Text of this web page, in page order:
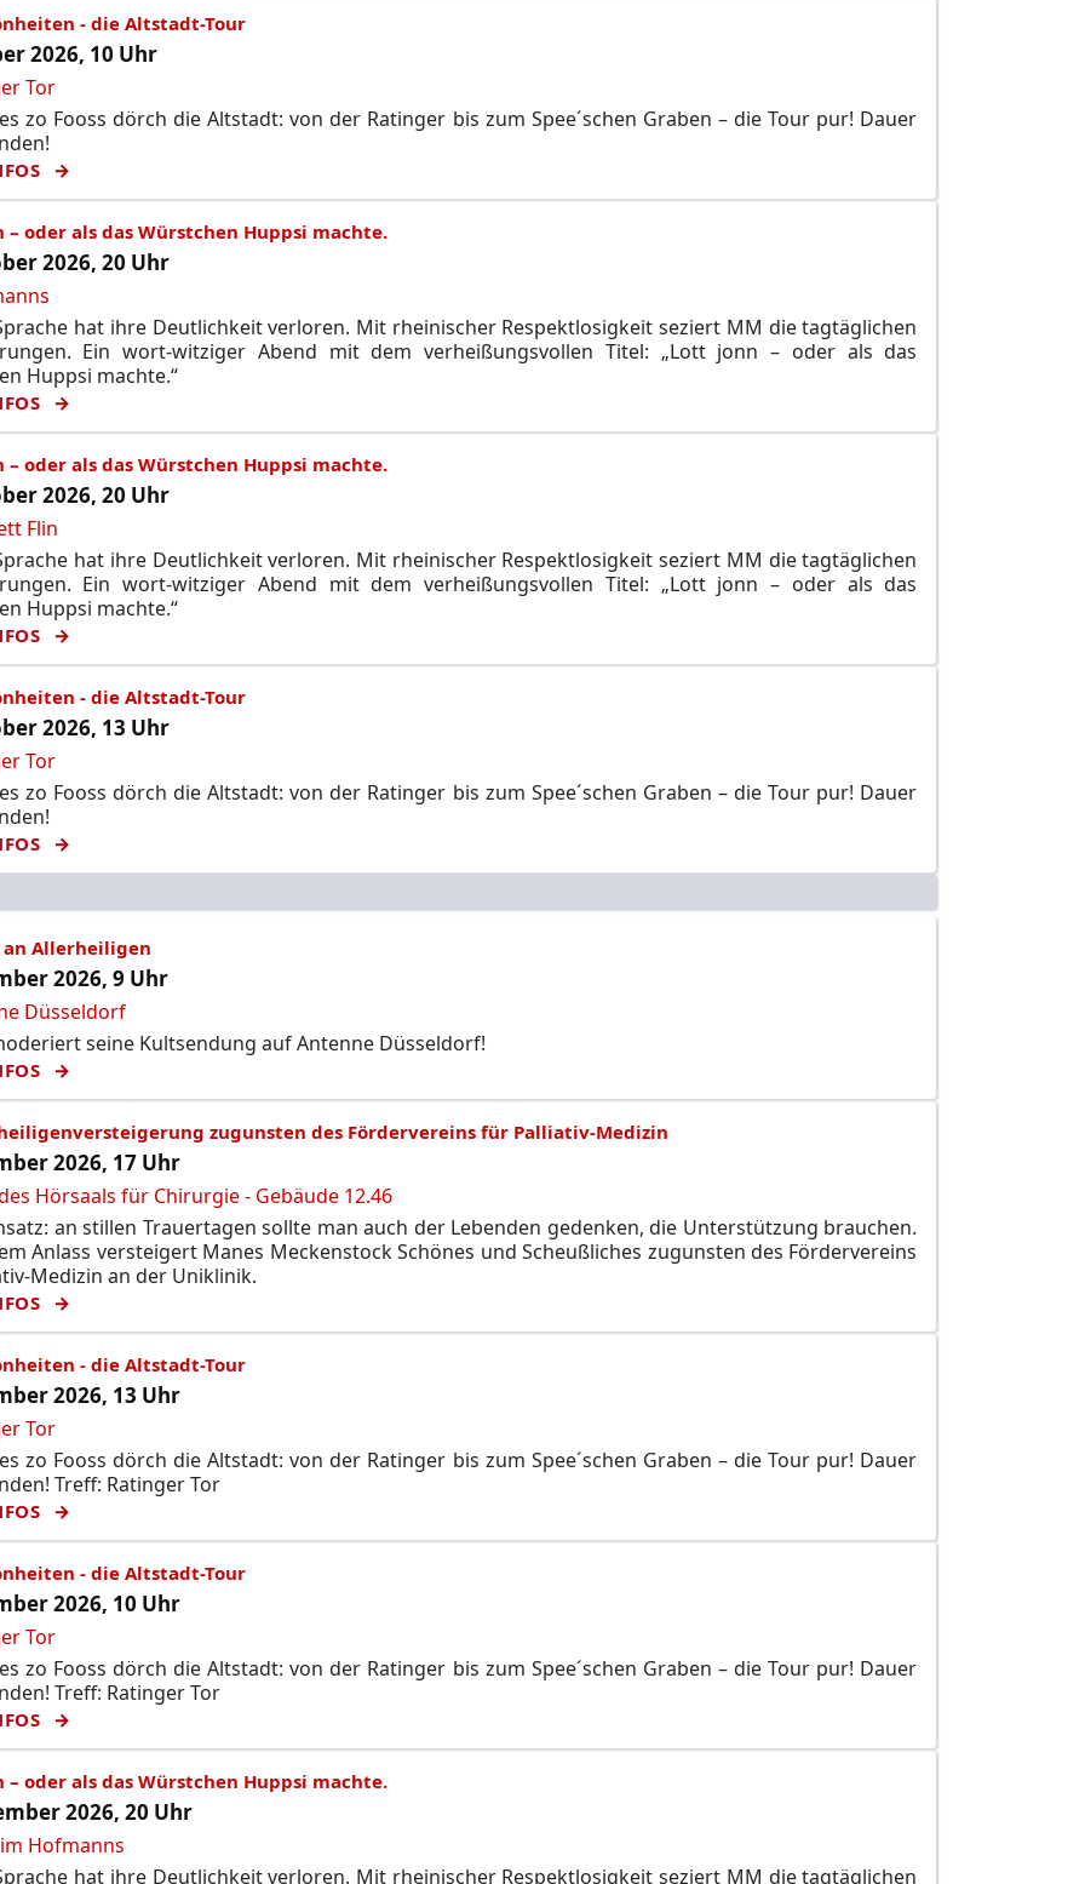
- die Altstadt-Tour
2026, 10 Uhr
Tor
zo Fooss dörch die Altstadt: von der Ratinger bis zum Spee´schen Graben – die Tour pur! Dauer
– oder als das Würstchen Huppsi machte.
2026, 20 Uhr
hat ihre Deutlichkeit verloren. Mit rheinischer Respektlosigkeit seziert MM die tagtäglichen
Ein wort-witziger Abend mit dem verheißungsvollen Titel: „Lott jonn – oder als das
Huppsi machte.“
– oder als das Würstchen Huppsi machte.
2026, 20 Uhr
Flin
hat ihre Deutlichkeit verloren. Mit rheinischer Respektlosigkeit seziert MM die tagtäglichen
Ein wort-witziger Abend mit dem verheißungsvollen Titel: „Lott jonn – oder als das
Huppsi machte.“
- die Altstadt-Tour
2026, 13 Uhr
Tor
zo Fooss dörch die Altstadt: von der Ratinger bis zum Spee´schen Graben – die Tour pur! Dauer
an Allerheiligen
2026, 9 Uhr
Düsseldorf
seine Kultsendung auf Antenne Düsseldorf!
zugunsten des Fördervereins für Palliativ-Medizin
2026, 17 Uhr
Hörsaals für Chirurgie - Gebäude 12.46
an stillen Trauertagen sollte man auch der Lebenden gedenken, die Unterstützung brauchen.
Anlass versteigert Manes Meckenstock Schönes und Scheußliches zugunsten des Fördervereins
Medizin an der Uniklinik.
- die Altstadt-Tour
2026, 13 Uhr
Tor
zo Fooss dörch die Altstadt: von der Ratinger bis zum Spee´schen Graben – die Tour pur! Dauer
Treff: Ratinger Tor
- die Altstadt-Tour
2026, 10 Uhr
Tor
zo Fooss dörch die Altstadt: von der Ratinger bis zum Spee´schen Graben – die Tour pur! Dauer
Treff: Ratinger Tor
– oder als das Würstchen Huppsi machte.
2026, 20 Uhr
Hofmanns
hat ihre Deutlichkeit verloren. Mit rheinischer Respektlosigkeit seziert MM die tagtäglichen